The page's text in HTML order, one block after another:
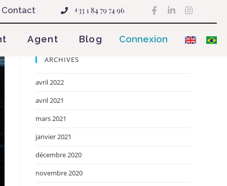
Contact +33 1 84 79 74 96
Agent Blog Connexion
ARCHIVES
avril 2022
avril 2021
mars 2021
janvier 2021
décembre 2020
novembre 2020